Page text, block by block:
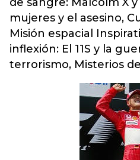
mujeres y el asesino,
Misión espacial
inflexión: El 11S y la
terrorismo, Misterios